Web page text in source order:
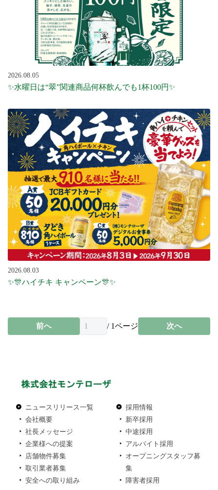
2026.08.05
✨水曜日は“翠”関連商品何杯飲んでも1杯100円✨
2026.08.03
✨🎊ハイチキ キャンペーン🎊✨
前へ / 1ページ 次へ
ニュースリリース一覧
会社概要
社長メッセージ
企業様への提案
店舗物件募集
取引業者募集
安全への取り組み
採用情報
新卒採用
中途採用
アルバイト採用
オープニングスタッフ募
集
障害者採用